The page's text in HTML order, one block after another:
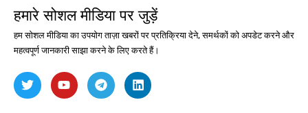
हमारे सोशल मीडिया पर जुड़ें
हम सोशल मीडिया का उपयोग ताज़ा खबरों पर प्रतिक्रिया देने, समर्थकों को अपडेट करने और
महत्वपूर्ण जानकारी साझा करने के लिए करते हैं।